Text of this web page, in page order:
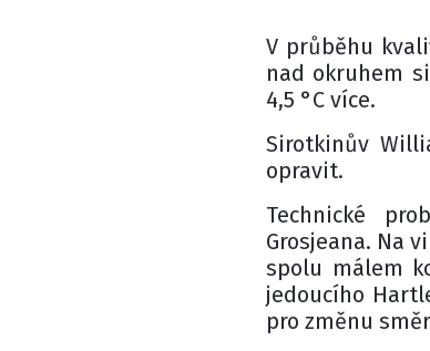
V průběhu
nad okruhem
4,5 °C více.
Sirotkinův
opravit.
Technické
Grosjeana. Na
spolu málem
jedoucího
pro změnu